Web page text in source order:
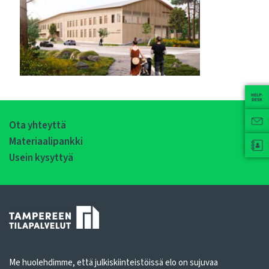
Ota yhteyttä
Materiaalipankki
Usein kysyttyä
Me huolehdimme, että julkiskiinteistöissä elo on sujuvaa